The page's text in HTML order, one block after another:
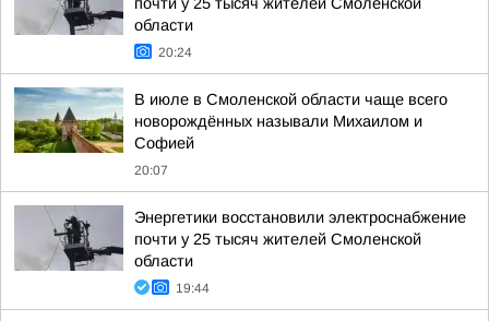
области
20:24
В июле в Смоленской области чаще всего
новорождённых называли Михаилом и
Софией
20:07
Энергетики восстановили электроснабжение
почти у 25 тысяч жителей Смоленской
области
19:44